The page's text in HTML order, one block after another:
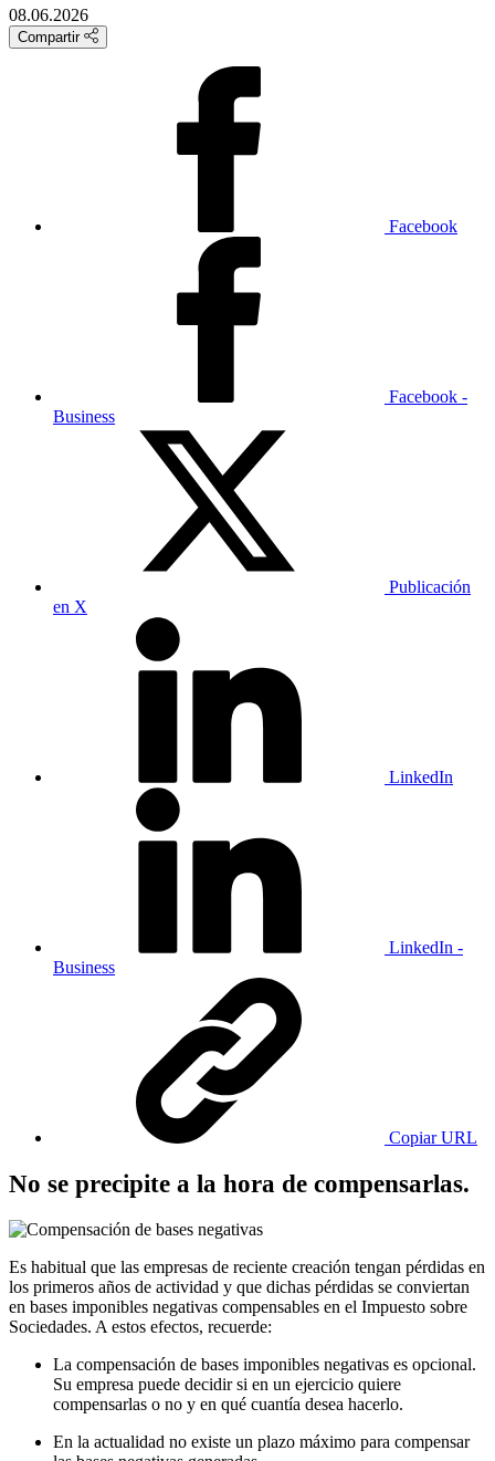
08.06.2026
Compartir
Facebook
Facebook -
Business
Publicación
en X
LinkedIn
LinkedIn -
Business
Copiar URL
No se precipite a la hora de compensarlas.
Es habitual que las empresas de reciente creación tengan pérdidas en
los primeros años de actividad y que dichas pérdidas se conviertan
en bases imponibles negativas compensables en el Impuesto sobre
Sociedades. A estos efectos, recuerde:
La compensación de bases imponibles negativas es opcional.
Su empresa puede decidir si en un ejercicio quiere
compensarlas o no y en qué cuantía desea hacerlo.
En la actualidad no existe un plazo máximo para compensar